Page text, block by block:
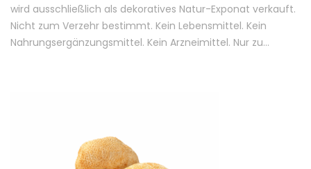
wird ausschließlich als dekoratives Natur-Exponat verkauft.
Nicht zum Verzehr bestimmt. Kein Lebensmittel. Kein
Nahrungsergänzungsmittel. Kein Arzneimittel. Nur zu…